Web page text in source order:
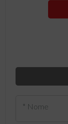
* Nome